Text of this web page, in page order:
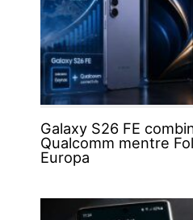
Galaxy S26 FE
Qualcomm mentre
Europa